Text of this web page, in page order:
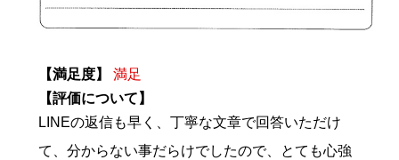
【満足度】
満足
【評価について】
LINEの返信も早く、丁寧な文章で回答いただけ
て、分からない事だらけでしたので、とても心強